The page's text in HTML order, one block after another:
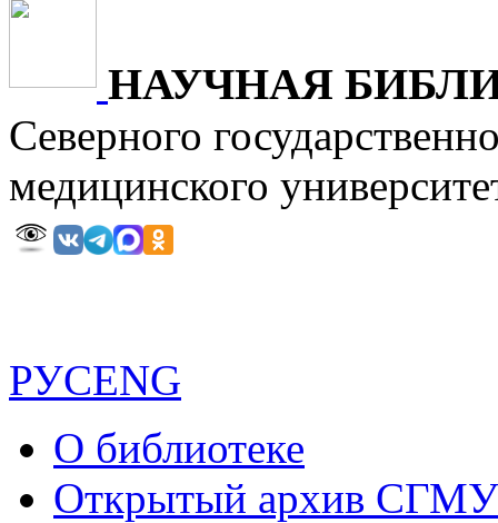
НАУЧНАЯ
Северного
медицинского
РУСENG
О библиотеке
Открытый архив СГМУ